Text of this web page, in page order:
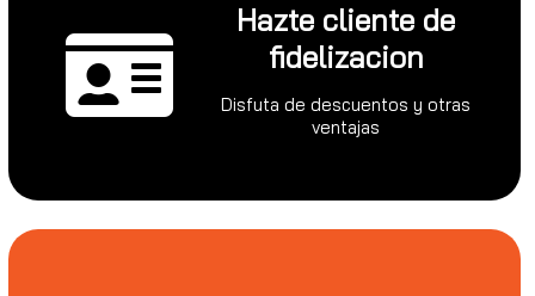
Hazte cliente de
fidelizacion
Disfuta de descuentos y otras
ventajas